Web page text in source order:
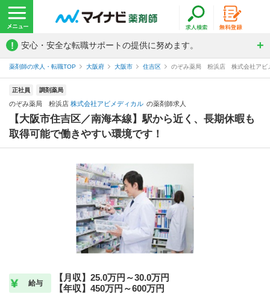
! 安心・安全な転職サポートの提供に努めます。
薬剤師の求人・転職TOP 大阪府 大阪市 住吉区 のぞみ薬局 粉浜店 株式会社アビ
正社員 調剤薬局
のぞみ薬局 粉浜店 株式会社アビメディカル の薬剤師求人
【大阪市住吉区／南海本線】駅から近く、長期休暇も
取得可能で働きやすい環境です！
給与
【月収】25.0万円～30.0万円
【年収】450万円～600万円